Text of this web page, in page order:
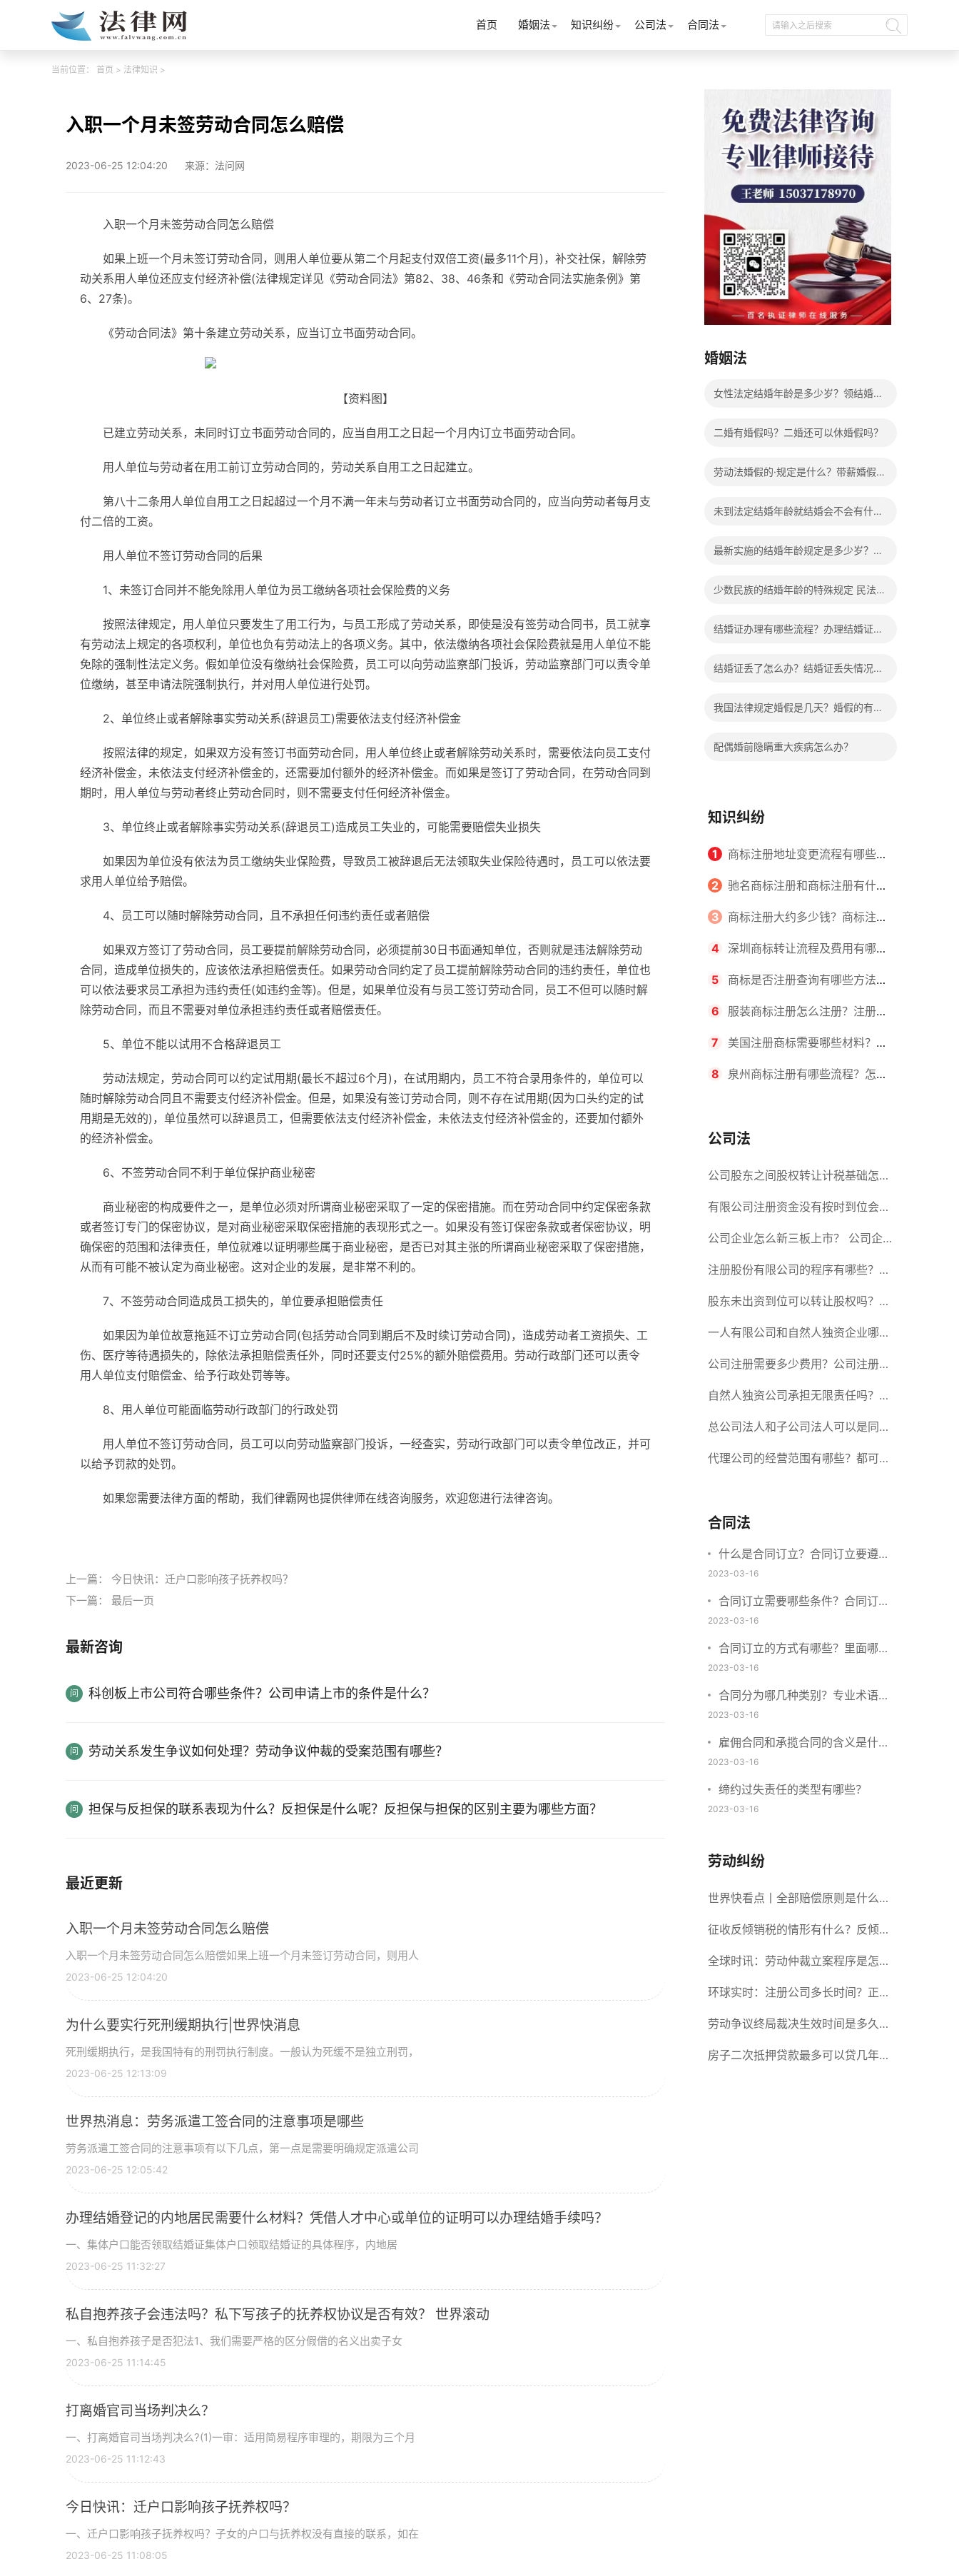
首页 婚姻法 知识纠纷 公司法 合同法
当前位置： 首页 > 法律知识 >
入职一个月未签劳动合同怎么赔偿
2023-06-25 12:04:20 来源：法问网
入职一个月未签劳动合同怎么赔偿
如果上班一个月未签订劳动合同，则用人单位要从第二个月起支付双倍工资(最多11个月)，补交社保，解除劳
动关系用人单位还应支付经济补偿(法律规定详见《劳动合同法》第82、38、46条和《劳动合同法实施条例》第
6、27条)。
《劳动合同法》第十条建立劳动关系，应当订立书面劳动合同。
【资料图】
已建立劳动关系，未同时订立书面劳动合同的，应当自用工之日起一个月内订立书面劳动合同。
用人单位与劳动者在用工前订立劳动合同的，劳动关系自用工之日起建立。
第八十二条用人单位自用工之日起超过一个月不满一年未与劳动者订立书面劳动合同的，应当向劳动者每月支
付二倍的工资。
用人单位不签订劳动合同的后果
1、未签订合同并不能免除用人单位为员工缴纳各项社会保险费的义务
按照法律规定，用人单位只要发生了用工行为，与员工形成了劳动关系，即使是没有签劳动合同书，员工就享
有劳动法上规定的各项权利，单位也负有劳动法上的各项义务。其中，依法缴纳各项社会保险费就是用人单位不能
免除的强制性法定义务。假如单位没有缴纳社会保险费，员工可以向劳动监察部门投诉，劳动监察部门可以责令单
位缴纳，甚至申请法院强制执行，并对用人单位进行处罚。
2、单位终止或者解除事实劳动关系(辞退员工)需要依法支付经济补偿金
按照法律的规定，如果双方没有签订书面劳动合同，用人单位终止或者解除劳动关系时，需要依法向员工支付
经济补偿金，未依法支付经济补偿金的，还需要加付额外的经济补偿金。而如果是签订了劳动合同，在劳动合同到
期时，用人单位与劳动者终止劳动合同时，则不需要支付任何经济补偿金。
3、单位终止或者解除事实劳动关系(辞退员工)造成员工失业的，可能需要赔偿失业损失
如果因为单位没有依法为员工缴纳失业保险费，导致员工被辞退后无法领取失业保险待遇时，员工可以依法要
求用人单位给予赔偿。
4、员工可以随时解除劳动合同，且不承担任何违约责任或者赔偿
如果双方签订了劳动合同，员工要提前解除劳动合同，必须提前30日书面通知单位，否则就是违法解除劳动
合同，造成单位损失的，应该依法承担赔偿责任。如果劳动合同约定了员工提前解除劳动合同的违约责任，单位也
可以依法要求员工承担为违约责任(如违约金等)。但是，如果单位没有与员工签订劳动合同，员工不但可以随时解
除劳动合同，而且不需要对单位承担违约责任或者赔偿责任。
5、单位不能以试用不合格辞退员工
劳动法规定，劳动合同可以约定试用期(最长不超过6个月)，在试用期内，员工不符合录用条件的，单位可以
随时解除劳动合同且不需要支付经济补偿金。但是，如果没有签订劳动合同，则不存在试用期(因为口头约定的试
用期是无效的)，单位虽然可以辞退员工，但需要依法支付经济补偿金，未依法支付经济补偿金的，还要加付额外
的经济补偿金。
6、不签劳动合同不利于单位保护商业秘密
商业秘密的构成要件之一，是单位必须对所谓商业秘密采取了一定的保密措施。而在劳动合同中约定保密条款
或者签订专门的保密协议，是对商业秘密采取保密措施的表现形式之一。如果没有签订保密条款或者保密协议，明
确保密的范围和法律责任，单位就难以证明哪些属于商业秘密，是否已对其主张的所谓商业秘密采取了保密措施，
从而有可能不被认定为商业秘密。这对企业的发展，是非常不利的。
7、不签劳动合同造成员工损失的，单位要承担赔偿责任
如果因为单位故意拖延不订立劳动合同(包括劳动合同到期后不及时续订劳动合同)，造成劳动者工资损失、工
伤、医疗等待遇损失的，除依法承担赔偿责任外，同时还要支付25%的额外赔偿费用。劳动行政部门还可以责令
用人单位支付赔偿金、给予行政处罚等等。
8、用人单位可能面临劳动行政部门的行政处罚
用人单位不签订劳动合同，员工可以向劳动监察部门投诉，一经查实，劳动行政部门可以责令单位改正，并可
以给予罚款的处罚。
如果您需要法律方面的帮助，我们律霸网也提供律师在线咨询服务，欢迎您进行法律咨询。
上一篇： 今日快讯：迁户口影响孩子抚养权吗？
下一篇： 最后一页
最新咨询
科创板上市公司符合哪些条件？公司申请上市的条件是什么？
劳动关系发生争议如何处理？劳动争议仲裁的受案范围有哪些？
担保与反担保的联系表现为什么？反担保是什么呢？反担保与担保的区别主要为哪些方面？
最近更新
入职一个月未签劳动合同怎么赔偿
入职一个月未签劳动合同怎么赔偿如果上班一个月未签订劳动合同，则用人
2023-06-25 12:04:20
为什么要实行死刑缓期执行|世界快消息
死刑缓期执行，是我国特有的刑罚执行制度。一般认为死缓不是独立刑罚，
2023-06-25 12:13:09
世界热消息：劳务派遣工签合同的注意事项是哪些
劳务派遣工签合同的注意事项有以下几点，第一点是需要明确规定派遣公司
2023-06-25 12:05:42
办理结婚登记的内地居民需要什么材料？凭借人才中心或单位的证明可以办理结婚手续吗？
一、集体户口能否领取结婚证集体户口领取结婚证的具体程序，内地居
2023-06-25 11:32:27
私自抱养孩子会违法吗？私下写孩子的抚养权协议是否有效？ 世界滚动
一、私自抱养孩子是否犯法1、我们需要严格的区分假借的名义出卖子女
2023-06-25 11:14:45
打离婚官司当场判决么？
一、打离婚官司当场判决么?(1)一审：适用简易程序审理的，期限为三个月
2023-06-25 11:12:43
今日快讯：迁户口影响孩子抚养权吗？
一、迁户口影响孩子抚养权吗？子女的户口与抚养权没有直接的联系，如在
2023-06-25 11:08:05
婚姻法
女性法定结婚年龄是多少岁？领结婚证
二婚有婚假吗？二婚还可以休婚假吗？
劳动法婚假的·规定是什么？带薪婚假工
未到法定结婚年龄就结婚会不会有什么
最新实施的结婚年龄规定是多少岁？法
少数民族的结婚年龄的特殊规定 民法典
结婚证办理有哪些流程？办理结婚证有
结婚证丢了怎么办？结婚证丢失情况有
我国法律规定婚假是几天？婚假的有关
配偶婚前隐瞒重大疾病怎么办？
知识纠纷
1 商标注册地址变更流程有哪些？
怎么提交申请书件？
2 驰名商标注册和商标注册有什么
区别？
3 商标注册大约多少钱？商标注册
查询的方式有哪些？
4 深圳商标转让流程及费用有哪些
要求？商标转让所需时间是多久？
5 商标是否注册查询有哪些方法？
有哪些步骤？
6 服装商标注册怎么注册？注册商
标流程有哪些？
7 美国注册商标需要哪些材料？美
国商标办理流程有哪些？
8 泉州商标注册有哪些流程？怎么
公司法
公司股东之间股权转让计税基础怎么
确认？公司股东之间的股权转让要符
合什么要件？
有限公司注册资金没有按时到位会怎
么样？股份有限公司设立的注册条件
公司企业怎么新三板上市？ 公司企
业新三板上市的流程
注册股份有限公司的程序有哪些？注
册股份有限公司需要提交哪些材料？
股东未出资到位可以转让股权吗？股
东未出资到位能否分红？
一人有限公司和自然人独资企业哪个
好？一人公司设立条件有哪些？
公司注册需要多少费用？公司注册需
要准备什么材料？
自然人独资公司承担无限责任吗？有
限责任公司与有限责任公司的区别
总公司法人和子公司法人可以是同一
个人吗？总公司更名分公司需要更改
代理公司的经营范围有哪些？都可以
合同法
什么是合同订立？合同订立要遵守
什么原则？订立方式有哪些？
2023-03-16
合同订立需要哪些条件？合同订立
与合同成立有什么不同？
2023-03-16
合同订立的方式有哪些？里面哪些
内容、细节条款需要载明？
2023-03-16
合同分为哪几种类别？专业术语分
别是什么？
2023-03-16
雇佣合同和承揽合同的含义是什
么？怎么区分雇佣合同和承揽合
同？
2023-03-16
缔约过失责任的类型有哪些？
2023-03-16
劳动纠纷
世界快看点丨全部赔偿原则是什么意
思？适用全部赔偿原则的情形有哪
些？
征收反倾销税的情形有什么？反倾销
税和关税有哪些不同？反倾销税和关
税的区别是什么？ 天天热闻
全球时讯：劳动仲裁立案程序是怎么
规定的？劳动仲裁开庭后多久才出结
果？
环球实时：注册公司多长时间？正常
注册公司所需要的时间是多少？
劳动争议终局裁决生效时间是多久？
劳动争议终局裁决可以起诉吗？_天
房子二次抵押贷款最多可以贷几年？